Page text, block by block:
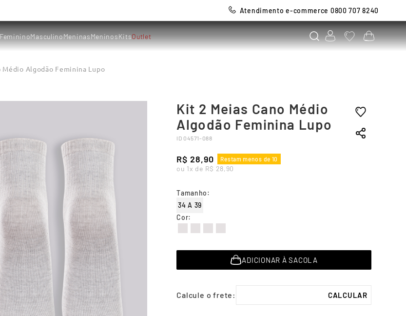
Atendimento e-commerce 0800 707 8240
MasculinoMeninasMeninosKitsOutlet
Médio Algodão Feminina Lupo
Kit 2 Meias Cano Médio
Algodão Feminina Lupo
ID 04571-088
R$ 28,90 Restam menos de 10
ou 1x de R$ 28,90
Cor:
Tamanho:
34 A 39
ADICIONAR À SACOLA